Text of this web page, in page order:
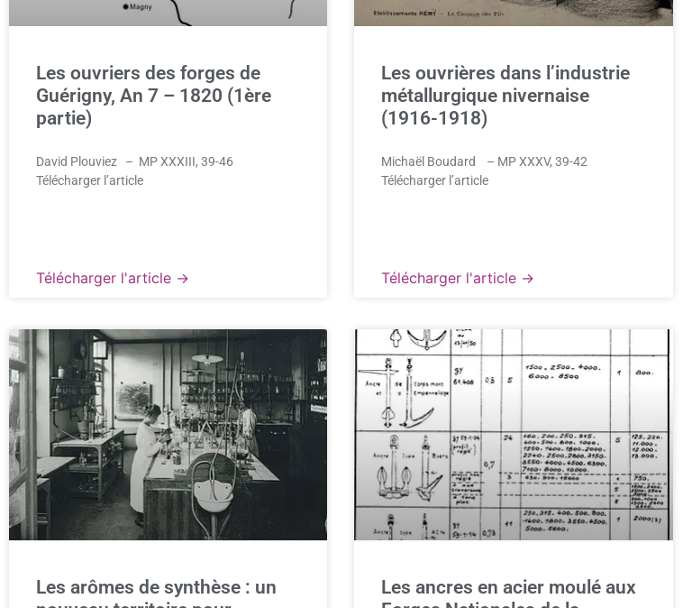
Les ouvriers des forges de
Guérigny, An 7 – 1820 (1ère
partie)
David Plouviez – MP XXXIII, 39-46
Télécharger l’article
Télécharger l'article →
Les ouvrières dans l’industrie
métallurgique nivernaise
(1916-1918)
Michaël Boudard – MP XXXV, 39-42
Télécharger l’article
Télécharger l'article →
Les arômes de synthèse : un
Les ancres en acier moulé aux